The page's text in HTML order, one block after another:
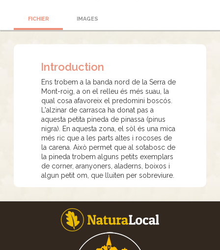
FICHIER IMAGES
Introduction
Ens trobem a la banda nord de la Serra de
Mont-roig, a on el relleu és més suau, la
qual cosa afavoreix el predomini boscós.
L'alzinar de carrasca ha donat pas a
aquesta petita pineda de pinassa (pinus
nigra). En aquesta zona, el sòl és una mica
més ric que a les parts altes i rocoses de
la carena. Això permet que al sotabosc de
la pineda trobem alguns petits exemplars
de corner, aranyoners, aladerns, boixos i
algun petit om, que lluiten per sobreviure.